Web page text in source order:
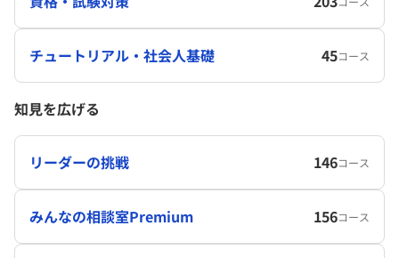
チュートリアル・社会人基礎 45コース
知見を広げる
リーダーの挑戦 146コース
みんなの相談室Premium 156コース